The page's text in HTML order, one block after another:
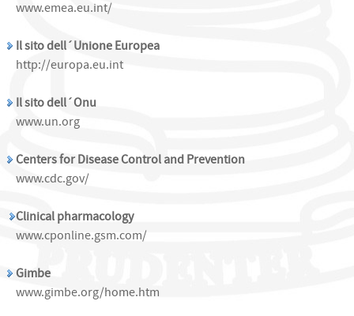
www.emea.eu.int/
Il sito dell´Unione Europea
http://europa.eu.int
Il sito dell´Onu
www.un.org
Centers for Disease Control and Prevention
www.cdc.gov/
Clinical pharmacology
www.cponline.gsm.com/
Gimbe
www.gimbe.org/home.htm